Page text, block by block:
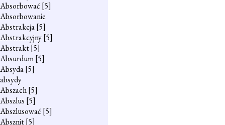
Absorbować [5]
Absorbowanie
Abstrakcja[5]
Abstrakcyjny[5]
Abstrakt[5]
Absurdum[5]
Absyda[5]
absydy
Abszach[5]
Abszlus [5]
Abszlusować [5]
Absznit[5]